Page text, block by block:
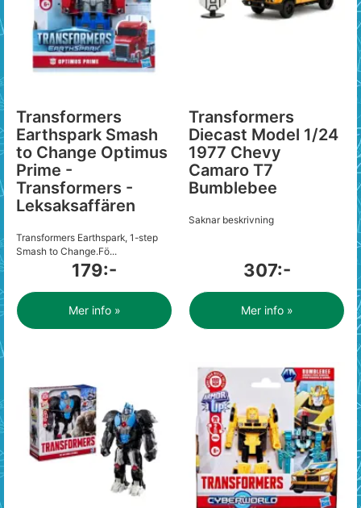
Transformers
Earthspark Smash
to Change Optimus
Prime -
Transformers -
Leksaksaffären
Transformers Earthspark, 1-step
Smash to Change.Fö...
179:-
Mer info »
Transformers
Diecast Model 1/24
1977 Chevy
Camaro T7
Bumblebee
Saknar beskrivning
307:-
Mer info »